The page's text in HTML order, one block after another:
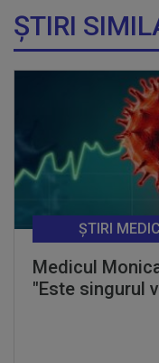
ȘTIRI
Medicul
"Este singurul
ȘTIRI